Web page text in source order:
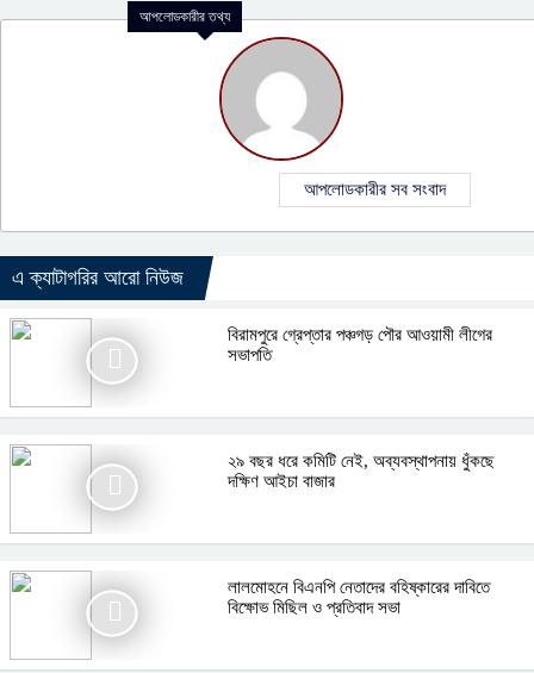
আপলোডকারীর তথ্য
আপলোডকারীর সব সংবাদ
এ ক্যাটাগরির আরো নিউজ
বিরামপুরে গ্রেপ্তার পঞ্চগড় পৌর আওয়ামী লীগের
সভাপতি
২৯ বছর ধরে কমিটি নেই, অব্যবস্থাপনায় ধুঁকছে
দক্ষিণ আইচা বাজার
লালমোহনে বিএনপি নেতাদের বহিষ্কারের দাবিতে
বিক্ষোভ মিছিল ও প্রতিবাদ সভা